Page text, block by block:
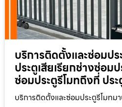
บริการติดตั้งและซ่อมป
ประตูเสียเรียกช่างซ่อม
ซ่อมประตูรีโมทถึงที่ ปร
บริการติดตั้งและซ่อมประตูรีโมทม